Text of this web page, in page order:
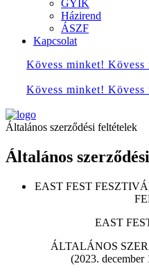
GYIK
Házirend
ÁSZF
Kapcsolat
Kövess minket! Kövess
Kövess minket! Kövess
Általános szerződési feltételek
Általános
EAST FEST
EAST
ÁLTALÁNOS
(2023. december